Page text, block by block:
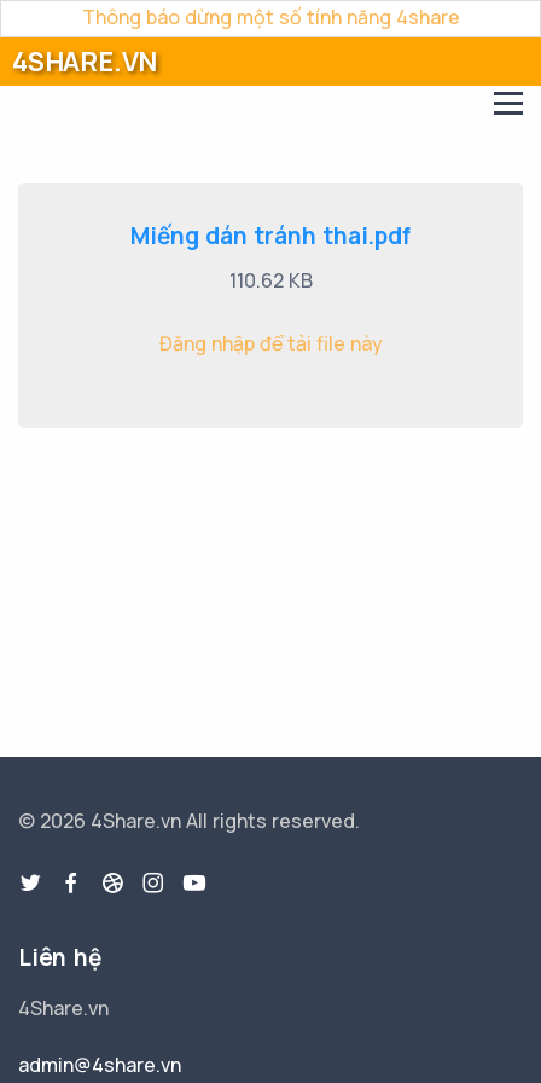
Thông báo dừng một số tính năng 4share
4SHARE.VN
Miếng dán tránh thai.pdf
110.62 KB
Đăng nhập để tải file này
© 2026 4Share.vnAll rights reserved.
Liên hệ
4Share.vn
admin@4share.vn